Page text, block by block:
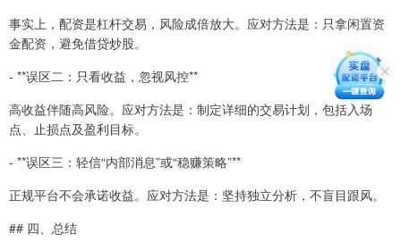
事实上，配资是杠杆交易，风险成倍放大。应对方法是：只拿闲置资
金配资，避免借贷炒股。
- **误区二：只看收益，忽视风控**
高收益伴随高风险。应对方法是：制定详细的交易计划，包括入场
点、止损点及盈利目标。
- **误区三：轻信“内部消息”或“稳赚策略”**
正规平台不会承诺收益。应对方法是：坚持独立分析，不盲目跟风。
## 四、总结